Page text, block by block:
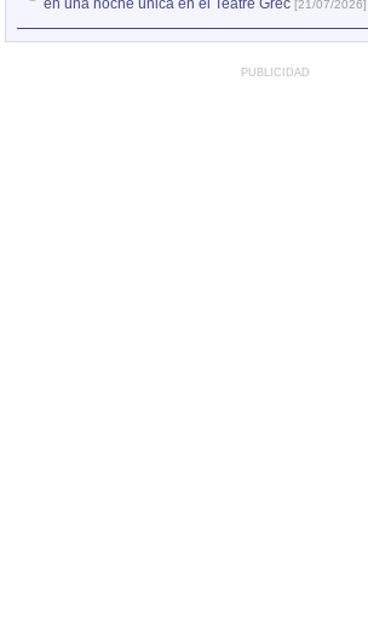
en una noche única en el Teatre Grec [21/07/2026]
PUBLICIDAD